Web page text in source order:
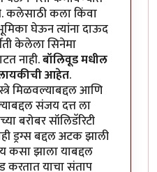
कलेसाठी कला किंवा
घेऊन त्यांना दाऊद
केलेला सिनेमा
नाही.बॉलिवूड मधील
आहेत.
मिळवल्याबद्दल आणि
संजय दत्त ला
बरोबर सॉलिडॅरिटी
ड्रग्स बद्दल अटक झाली
कसा झाला याबद्दल
करतात याचा संताप